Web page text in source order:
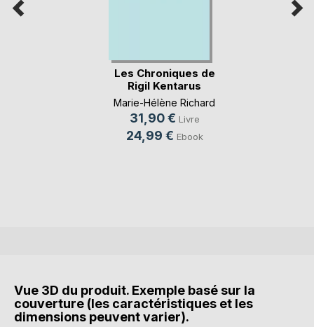
Les Chroniques de
Rigil Kentarus
Marie-Hélène Richard
31,90 € Livre
24,99 € Ebook
Vue 3D du produit. Exemple basé sur la
couverture (les caractéristiques et les
dimensions peuvent varier).